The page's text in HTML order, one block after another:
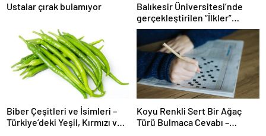
Ustalar çırak bulamıyor
Balıkesir Üniversitesi’nde
gerçekleştirilen “İlkler”
üniversitenin geleceğini
şekillendiriyor
Biber Çeşitleri ve İsimleri –
Türkiye’deki Yeşil, Kırmızı ve
Koyu Renkli Sert Bir Ağaç
Türü Bulmaca Cevabı –